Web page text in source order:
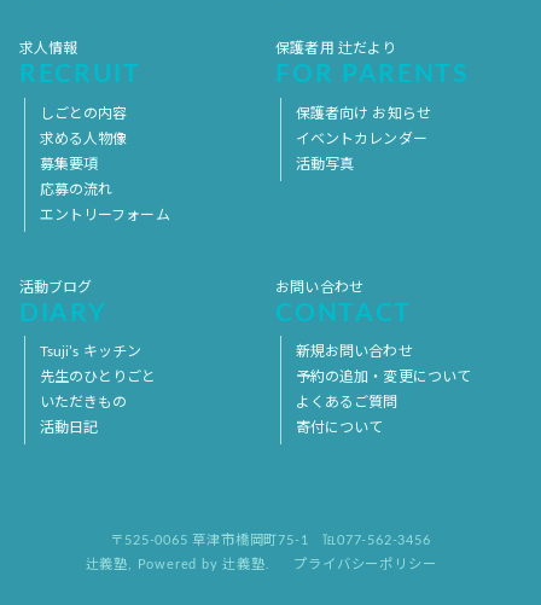
求人情報
RECRUIT
しごとの内容
求める人物像
募集要項
応募の流れ
エントリーフォーム
保護者用 辻だより
FOR PARENTS
保護者向け お知らせ
イベントカレンダー
活動写真
活動ブログ
DIARY
Tsuji’s キッチン
先生のひとりごと
いただきもの
活動日記
お問い合わせ
CONTACT
新規お問い合わせ
予約の追加・変更について
よくあるご質問
寄付について
〒525-0065 草津市橋岡町75-1
℡077-562-3456
辻義塾, Powered by 辻義塾. プライバシーポリシー